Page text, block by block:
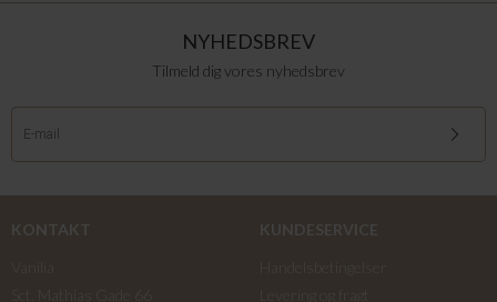
NYHEDSBREV
Tilmeld dig vores nyhedsbrev
KONTAKT
KUNDESERVICE